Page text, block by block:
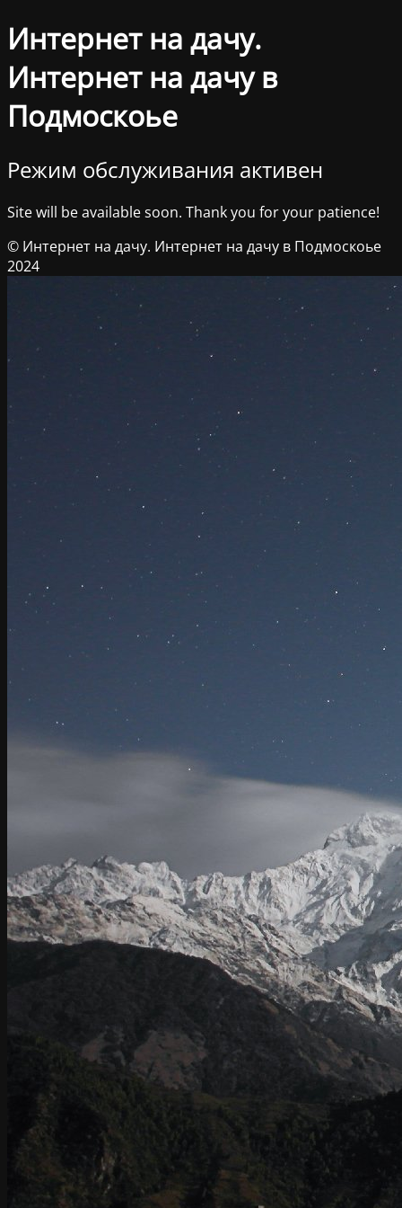
Интернет на дачу.
Интернет на дачу в
Подмоскоье
Режим обслуживания активен
Site will be available soon. Thank you for your patience!
© Интернет на дачу. Интернет на дачу в Подмоскоье
2024